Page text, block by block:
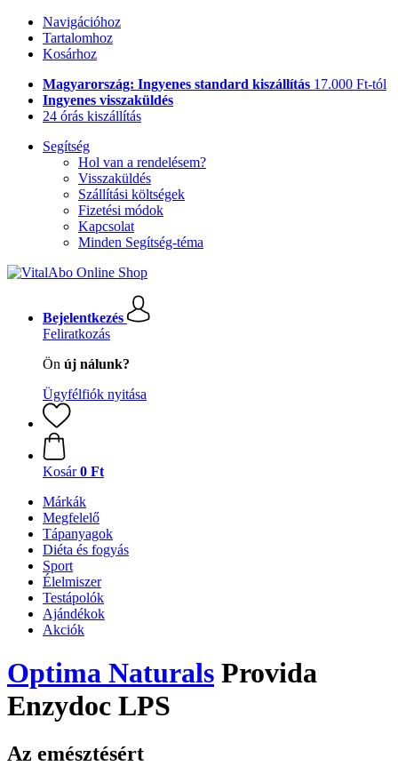
Navigációhoz
Tartalomhoz
Kosárhoz
Magyarország: Ingyenes standard kiszállítás 17.000 Ft-tól
Ingyenes visszaküldés
24 órás kiszállítás
Segítség
Hol van a rendelésem?
Visszaküldés
Szállítási költségek
Fizetési módok
Kapcsolat
Minden Segítség-téma
Bejelentkezés
Feliratkozás
Ön új nálunk?
Ügyfélfiók nyitása
Kosár 0 Ft
Márkák
Megfelelő
Tápanyagok
Diéta és fogyás
Sport
Élelmiszer
Testápolók
Ajándékok
Akciók
Optima Naturals Provida
Enzydoc LPS
Az emésztésért